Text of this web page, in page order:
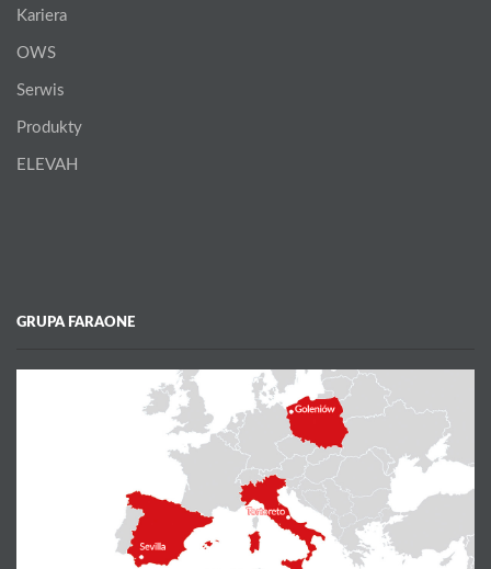
Kariera
OWS
Serwis
Produkty
ELEVAH
GRUPA FARAONE